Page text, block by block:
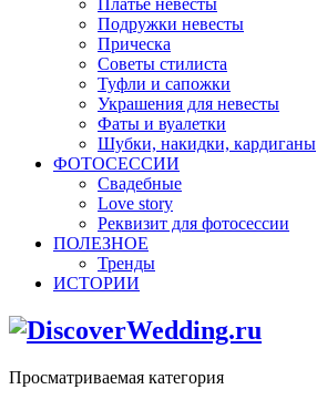
Платье невесты
Подружки невесты
Прическа
Советы стилиста
Туфли и сапожки
Украшения для невесты
Фаты и вуалетки
Шубки, накидки, кардиганы
ФОТОСЕССИИ
Свадебные
Love story
Реквизит для фотосессии
ПОЛЕЗНОЕ
Тренды
ИСТОРИИ
Просматриваемая категория